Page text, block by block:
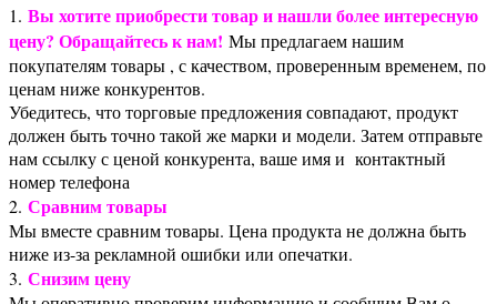
1. Вы хотите приобрести товар и нашли более интересную
цену? Обращайтесь к нам! Мы предлагаем нашим
покупателям товары , с качеством, проверенным временем, по
ценам ниже конкурентов.
Убедитесь, что торговые предложения совпадают, продукт
должен быть точно такой же марки и модели. Затем отправьте
нам ссылку с ценой конкурента, ваше имя и контактный
номер телефона
2. Сравним товары
Мы вместе сравним товары. Цена продукта не должна быть
ниже из-за рекламной ошибки или опечатки.
3. Снизим цену